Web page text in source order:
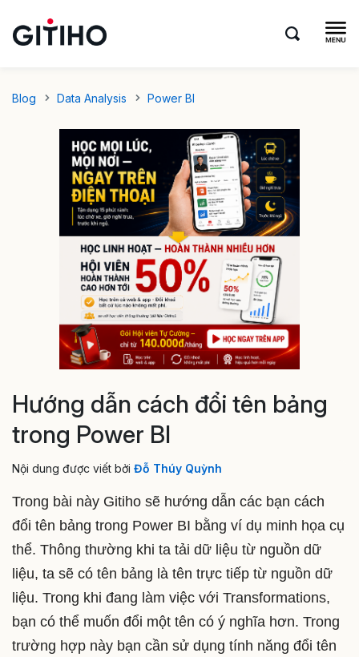
Blog Data Analysis Power BI
Hướng dẫn cách đổi tên bảng
trong Power BI
Nội dung được viết bởi Đỗ Thúy Quỳnh
Trong bài này Gitiho sẽ hướng dẫn các bạn cách
đổi tên bảng trong Power BI bằng ví dụ minh họa cụ
thể. Thông thường khi ta tải dữ liệu từ nguồn dữ
liệu, ta sẽ có tên bảng là tên trực tiếp từ nguồn dữ
liệu. Trong khi đang làm việc với Transformations,
bạn có thể muốn đổi một tên có ý nghĩa hơn. Trong
trường hợp này bạn cần sử dụng tính năng đổi tên